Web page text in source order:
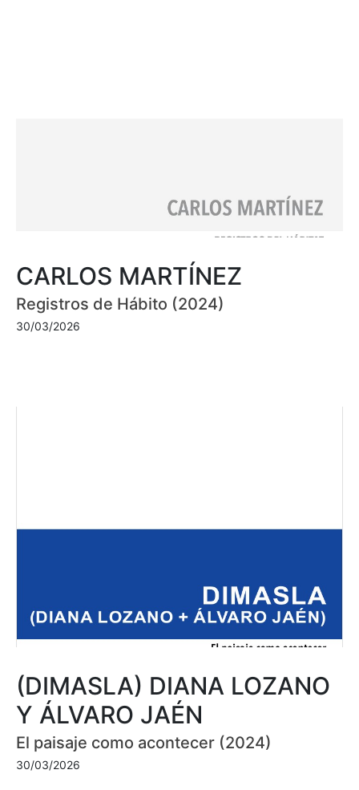
CARLOS MARTÍNEZ
Registros de Hábito (2024)
30/03/2026
(DIMASLA) DIANA LOZANO
Y ÁLVARO JAÉN
El paisaje como acontecer (2024)
30/03/2026